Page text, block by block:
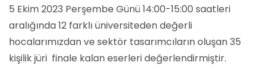
5 Ekim 2023 Perşembe Günü 14:00-15:00 saatleri
aralığında 12 farklı üniversiteden değerli
hocalarımızdan ve sektör tasarımcıların oluşan 35
kişilik jüri finale kalan eserleri değerlendirmiştir.